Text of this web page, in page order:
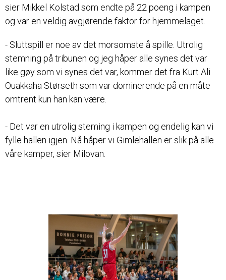
sier Mikkel Kolstad som endte på 22 poeng i kampen
og var en veldig avgjørende faktor for hjemmelaget.
- Sluttspill er noe av det morsomste å spille. Utrolig
stemning på tribunen og jeg håper alle synes det var
like gøy som vi synes det var, kommer det fra Kurt Ali
Ouakkaha Størseth som var dominerende på en måte
omtrent kun han kan være.
- Det var en utrolig steming i kampen og endelig kan vi
fylle hallen igjen. Nå håper vi Gimlehallen er slik på alle
våre kamper, sier Milovan.